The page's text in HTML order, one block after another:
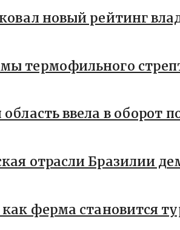
новый рейтинг
термофильного
область ввела в оборот
отрасли Бразилии
ферма становится